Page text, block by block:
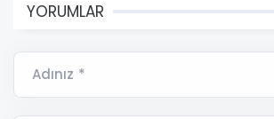
YORUMLAR
Adınız *